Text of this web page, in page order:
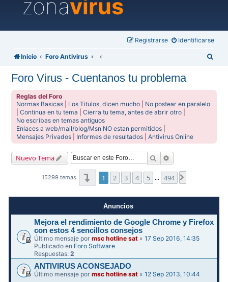
zonavirus
Identificarse
Registrarse
Inicio Foro Antivirus
Foro Virus - Cuentanos tu problema
Reglas del Foro
Normas Basicas
Los Titulos, dicen mucho
No postear en paralelo
|Continua en tu tema |Cierra tu tema, antes de abrir otro
No escribas en temas antiguos
Enlaces a web/mail/blog/Msn NO estan permitidos
Mensajes Privados
Informes de resultados |Antivirus Online
Nuevo Tema Buscar
15299 temas Página1de494
1 2 3 4 5 … 494
Anuncios
Mejora el rendimiento de Google Chrome y Firefox
con estos 4 sencillos consejos
Último mensaje pormsc hotline sat «17 Sep 2016, 14:35
Publicado en Foro Software
Respuestas:2
ANTIVIRUS ACONSEJADO
Último mensaje pormsc hotline sat «12 Sep 2013, 10:44